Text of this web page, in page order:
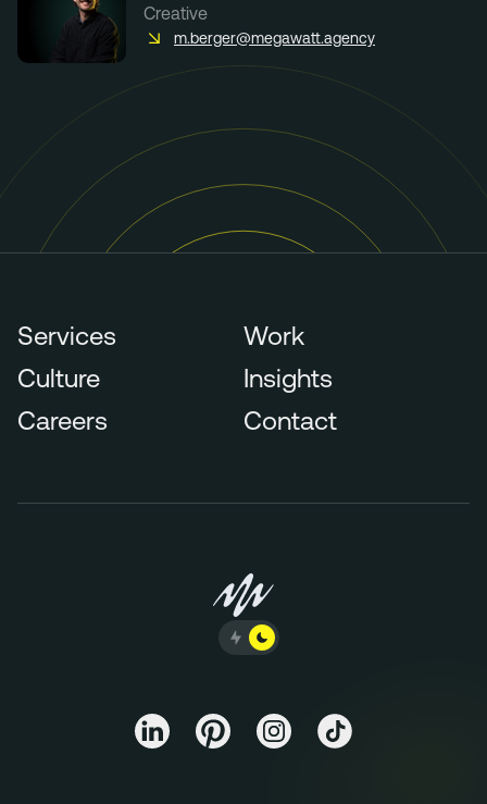
Creative
m.berger@megawatt.agency
Services
Work
Culture
Insights
Careers
Contact